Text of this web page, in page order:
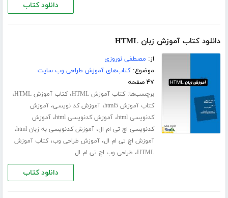
دانلود کتاب
دانلود کتاب آموزش زبان HTML
از: مصطفی نوروزی
موضوع:کتاب‌های آموزش طراحی وب سایت
۴۷ صفحه
برچسب‌ها:کتاب آموزش HTML ،کتاب آموزش HTML ،
کتاب آموزش html5 ،آموزش کد نویسی،آموزش
کدنویسی html
،آموزش کدنویسی html ،آموزش
کدنویسی اچ تی ام ال،آموزش کدنویسی به زبان html ،
آموزش اچ تی ام ال،آموزش طراحی وب،کتاب آموزش
HTML، طراحی وب اچ تی ام ال
دانلود کتاب